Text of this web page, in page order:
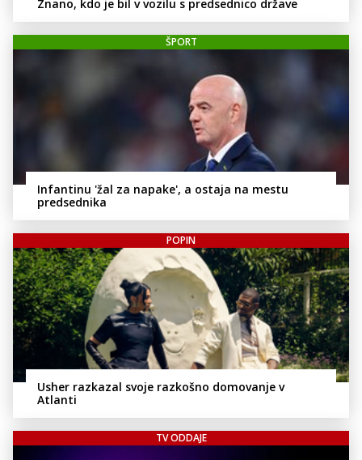
Znano, kdo je bil v vozilu s predsednico države
ŠPORT
Infantinu 'žal za napake', a ostaja na mestu
predsednika
POPIN
Usher razkazal svoje razkošno domovanje v
Atlanti
TV ODDAJE